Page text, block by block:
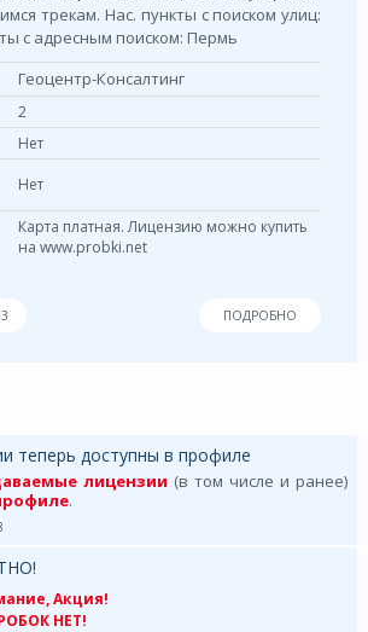
трекам. Нас. пункты с поиском улиц:
с адресным поиском: Пермь
Геоцентр-Консалтинг
2
Нет
Нет
Карта платная. Лицензию можно купить
на www.probki.net
ПОДРОБНО
теперь доступны в профиле
лицензии (в том числе и ранее)
.
Акция!
НЕТ!